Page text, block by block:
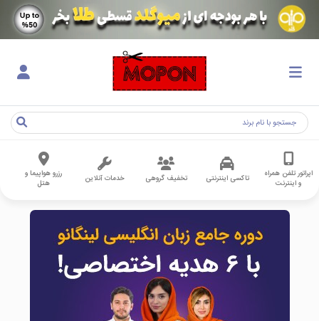
اپراتور تلفن همراه
و اینترنت
تاکسی اینترنتی تخفیف گروهی خدمات آنلاین
رزرو هواپیما و
هتل